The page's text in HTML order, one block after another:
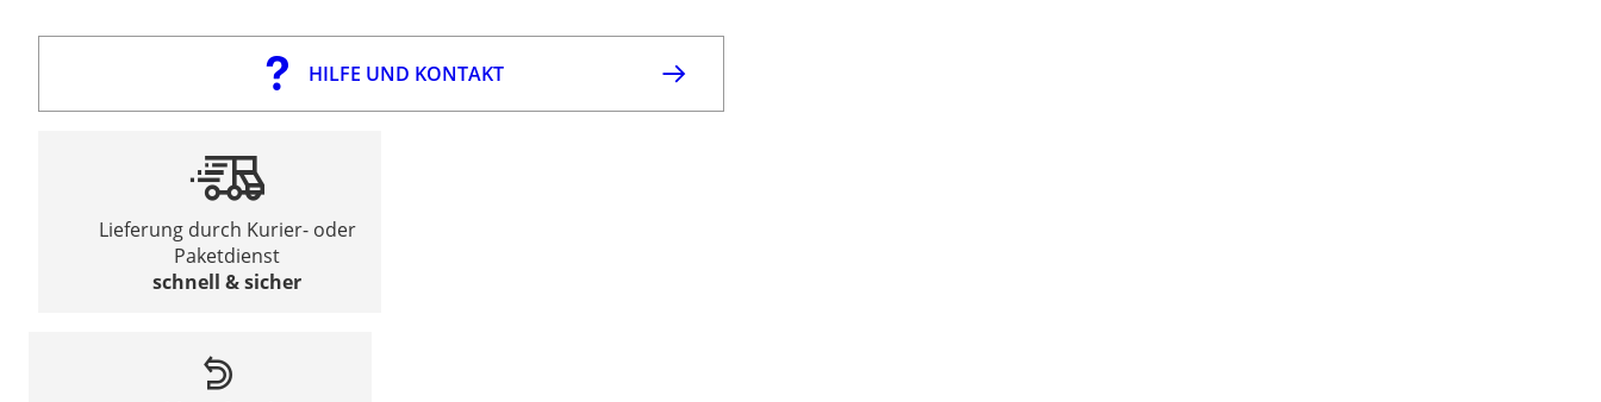
HILFE UND KONTAKT
Lieferung durch Kurier- oder
Paketdienst
schnell & sicher